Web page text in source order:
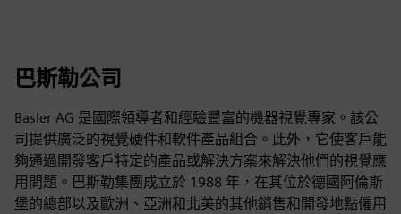
巴斯勒公司
Basler AG 是國際領導者和經驗豐富的機器視覺專家。該公
司提供廣泛的視覺硬件和軟件產品組合。此外，它使客戶能
夠通過開發客戶特定的產品或解決方案來解決他們的視覺應
用問題。巴斯勒集團成立於 1988 年，在其位於德國阿倫斯
堡的總部以及歐洲、亞洲和北美的其他銷售和開發地點僱用